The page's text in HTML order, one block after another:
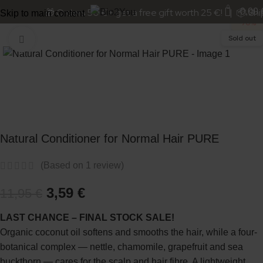
Skip to main content🎁 Orders 50 €+ get a free gift worth 25 €! | 📦
0 0,00
OUTLET
-70%
Sold out
Natural Conditioner for Normal Hair PURE
(Based on 1 review)
3,59 €
LAST CHANCE – FINAL STOCK SALE!
Organic coconut oil softens and smooths the hair, while a four-
botanical complex — nettle, chamomile, grapefruit and sea